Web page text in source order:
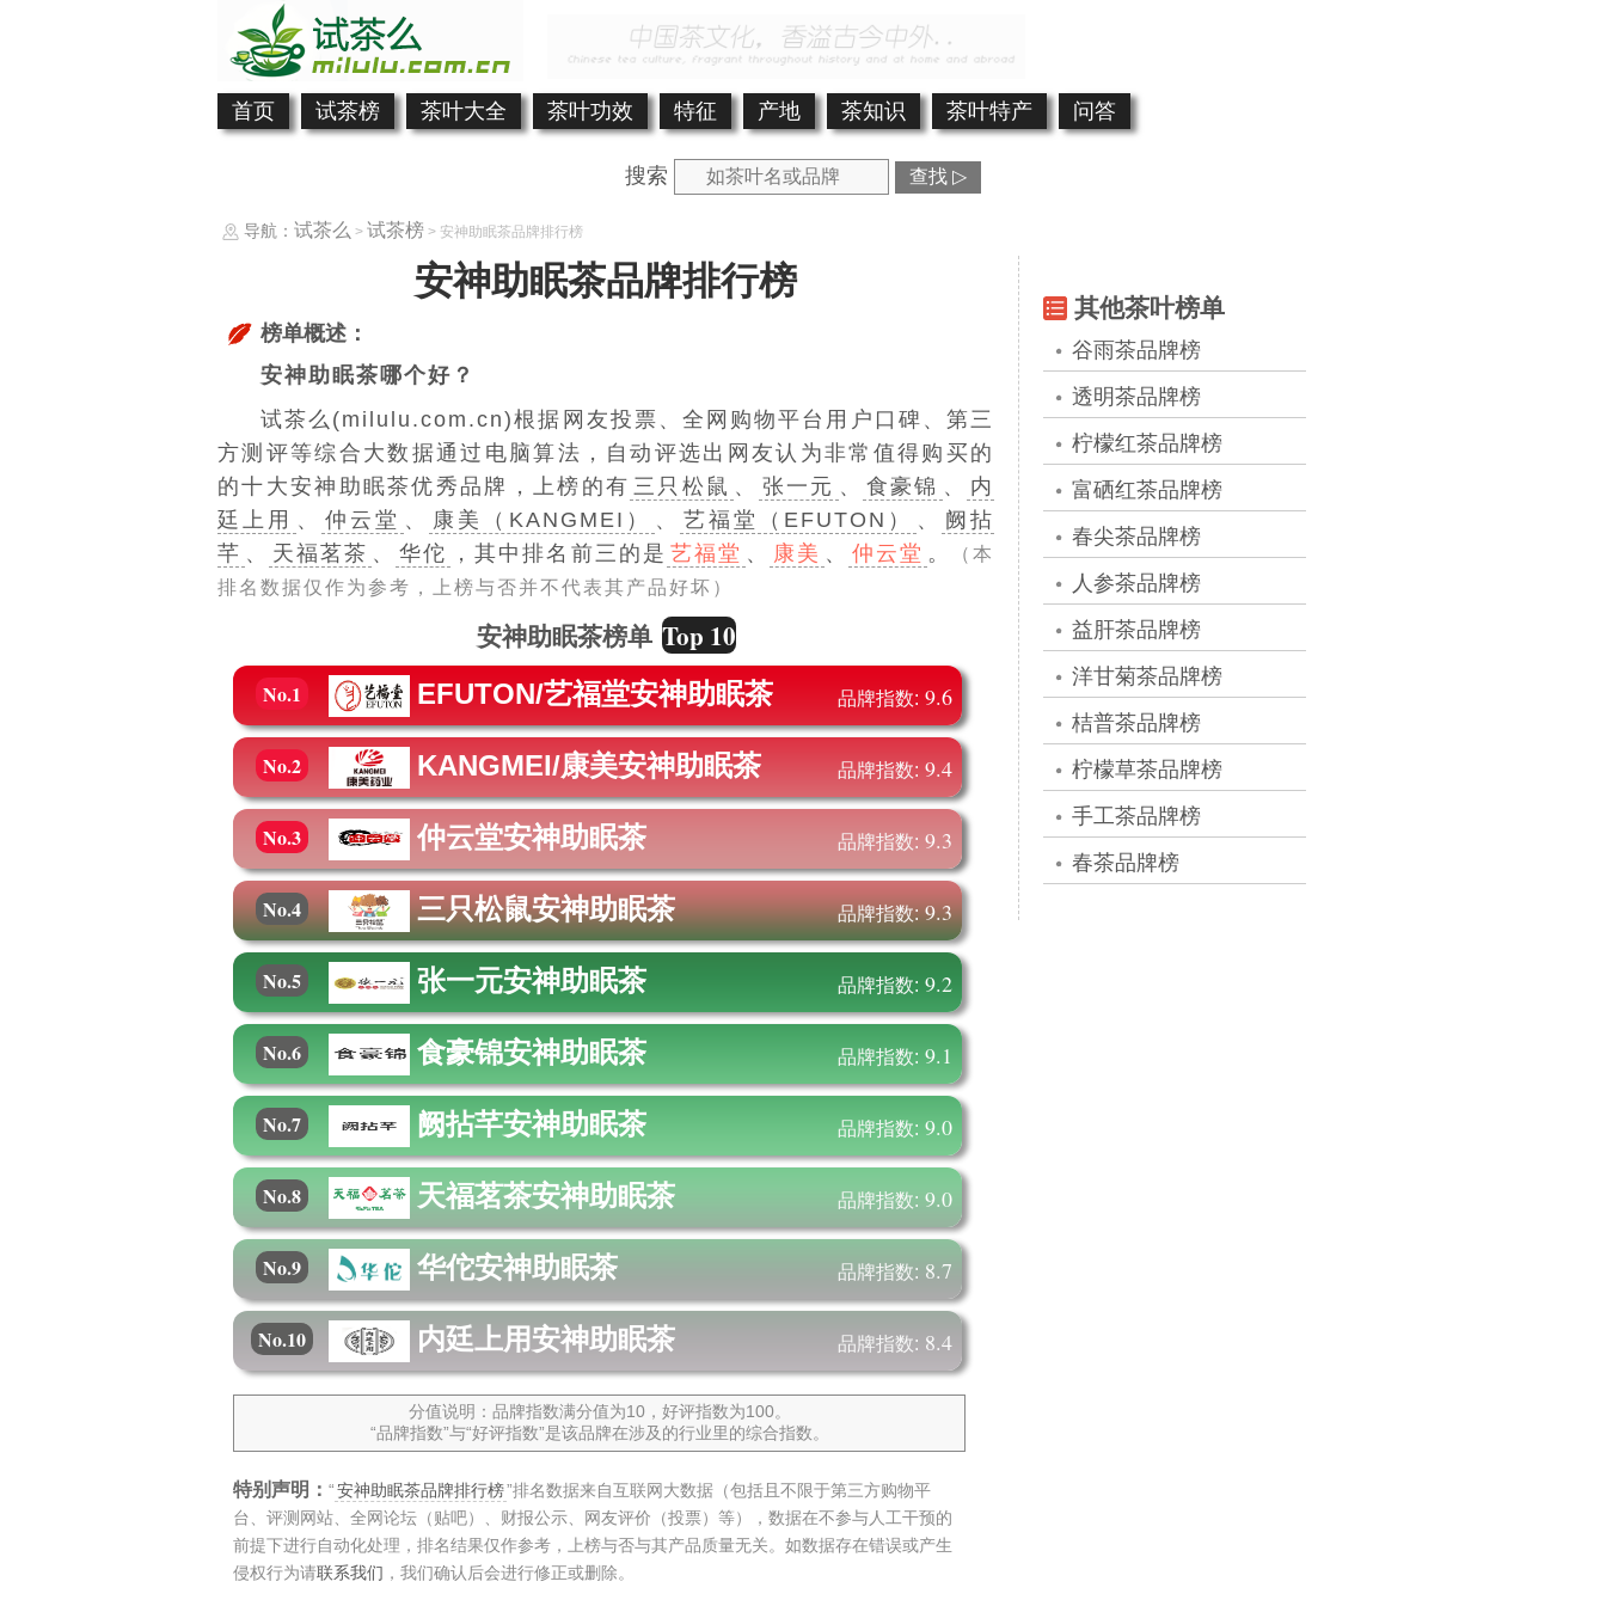
首页 试茶榜 茶叶大全 茶叶功效 特征 产地 茶知识 茶叶特产 问答
搜索 查找 ▷
导航： 试茶么 > 试茶榜 > 安神助眠茶品牌排行榜
安神助眠茶品牌排行榜
榜单概述：
安神助眠茶哪个好？
试茶么(milulu.com.cn)根据网友投票、全网购物平台用户口碑、第三
方测评等综合大数据通过电脑算法，自动评选出网友认为非常值得购买的
的十大安神助眠茶优秀品牌，上榜的有 三只松鼠 、 张一元 、 食豪锦 、
内
廷上用 、 仲云堂 、 康美（KANGMEI） 、 艺福堂（EFUTON） 、
阙拈
芊 、 天福茗茶 、 华佗 ，其中排名前三的是 艺福堂 、 康美 、 仲云堂 。
（本
排名数据仅作为参考，上榜与否并不代表其产品好坏）
安神助眠茶榜单 Top 10
No.1 EFUTON/艺福堂安神助眠茶 品牌指数: 9.6
No.2 KANGMEI/康美安神助眠茶 品牌指数: 9.4
No.3 仲云堂安神助眠茶 品牌指数: 9.3
No.4 三只松鼠安神助眠茶 品牌指数: 9.3
No.5 张一元安神助眠茶 品牌指数: 9.2
No.6 食豪锦安神助眠茶 品牌指数: 9.1
No.7 阙拈芊安神助眠茶 品牌指数: 9.0
No.8 天福茗茶安神助眠茶 品牌指数: 9.0
No.9 华佗安神助眠茶 品牌指数: 8.7
No.10 内廷上用安神助眠茶 品牌指数: 8.4
分值说明：品牌指数满分值为10，好评指数为100。
“品牌指数”与“好评指数”是该品牌在涉及的行业里的综合指数。
特别声明： “安神助眠茶品牌排行榜”排名数据来自互联网大数据（包括且不限于第三方购物平
台、评测网站、全网论坛（贴吧）、财报公示、网友评价（投票）等），数据在不参与人工干预的
前提下进行自动化处理，排名结果仅作参考，上榜与否与其产品质量无关。如数据存在错误或产生
侵权行为请联系我们 ，我们确认后会进行修正或删除。
其他茶叶榜单
谷雨茶品牌榜
透明茶品牌榜
柠檬红茶品牌榜
富硒红茶品牌榜
春尖茶品牌榜
人参茶品牌榜
益肝茶品牌榜
洋甘菊茶品牌榜
桔普茶品牌榜
柠檬草茶品牌榜
手工茶品牌榜
春茶品牌榜